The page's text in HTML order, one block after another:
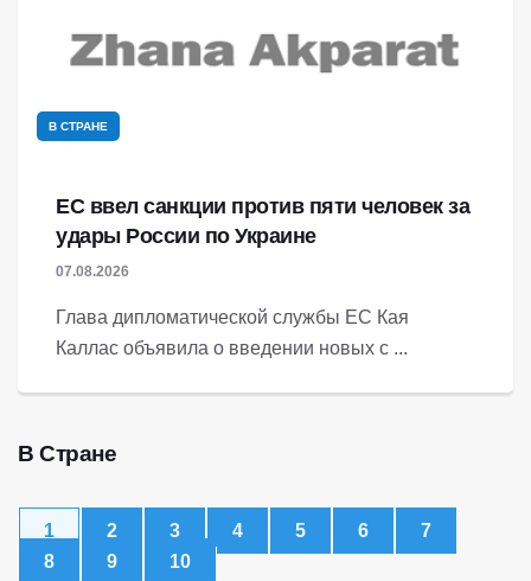
В СТРАНЕ
ЕС ввел санкции против пяти человек за
удары России по Украине
07.08.2026
Глава дипломатической службы ЕС Кая
Каллас объявила о введении новых с ...
В Стране
1 2 3 4 5 6
7
8
9 10